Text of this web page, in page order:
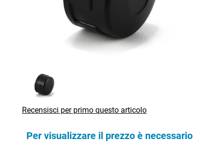
Recensisci per primo questo articolo
Per visualizzare il prezzo è necessario